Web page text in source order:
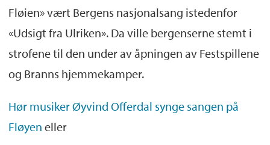
Fløien» vært Bergens nasjonalsang istedenfor
«Udsigt fra Ulriken». Da ville bergenserne stemt i
strofene til den under av åpningen av Festspillene
og Branns hjemmekamper.
Hør musiker Øyvind Offerdal synge sangen på
Fløyen eller